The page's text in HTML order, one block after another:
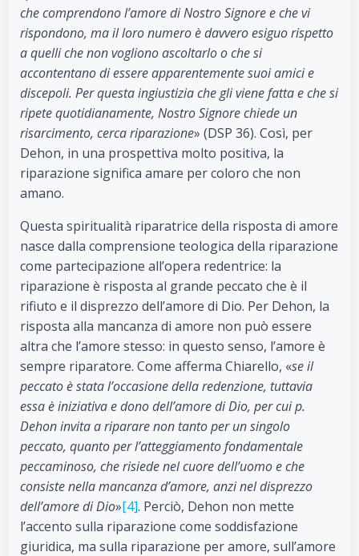
che comprendono l’amore di Nostro Signore e che vi
rispondono, ma il loro numero è davvero esiguo rispetto
a quelli che non vogliono ascoltarlo o che si
accontentano di essere apparentemente suoi amici e
discepoli. Per questa ingiustizia che gli viene fatta e che si
ripete quotidianamente, Nostro Signore chiede un
risarcimento, cerca riparazione» (DSP 36). Così, per
Dehon, in una prospettiva molto positiva, la
riparazione significa amare per coloro che non
amano.
Questa spiritualità riparatrice della risposta di amore
nasce dalla comprensione teologica della riparazione
come partecipazione all’opera redentrice: la
riparazione è risposta al grande peccato che è il
rifiuto e il disprezzo dell’amore di Dio. Per Dehon, la
risposta alla mancanza di amore non può essere
altra che l’amore stesso: in questo senso, l’amore è
sempre riparatore. Come afferma Chiarello, «se il
peccato è stata l’occasione della redenzione, tuttavia
essa è iniziativa e dono dell’amore di Dio, per cui p.
Dehon invita a riparare non tanto per un singolo
peccato, quanto per l’atteggiamento fondamentale
peccaminoso, che risiede nel cuore dell’uomo e che
consiste nella mancanza d’amore, anzi nel disprezzo
dell’amore di Dio»[4]. Perciò, Dehon non mette
l’accento sulla riparazione come soddisfazione
giuridica, ma sulla riparazione per amore, sull’amore